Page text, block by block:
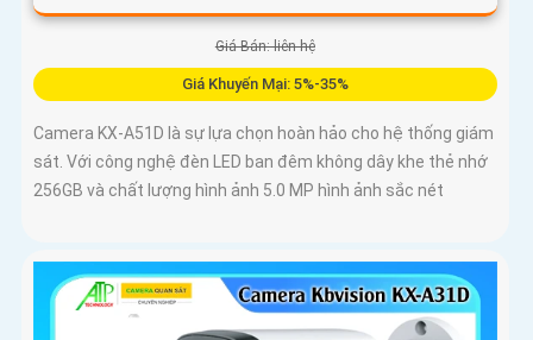
Giá Bán: liên hệ
Giá Khuyến Mại: 5%-35%
Camera KX-A51D là sự lựa chọn hoàn hảo cho hệ thống giám
sát. Với công nghệ đèn LED ban đêm không dây khe thẻ nhớ
256GB và chất lượng hình ảnh 5.0 MP hình ảnh sắc nét